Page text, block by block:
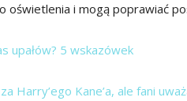
oświetlenia i mogą poprawiać
upałów? 5 wskazówek
Harry’ego Kane’a, ale fani